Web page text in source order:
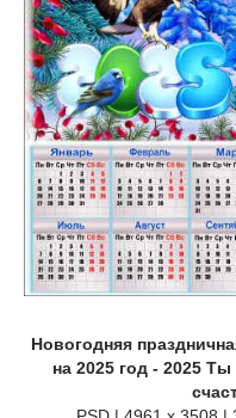
Новогодняя
на 2025 год - 2025